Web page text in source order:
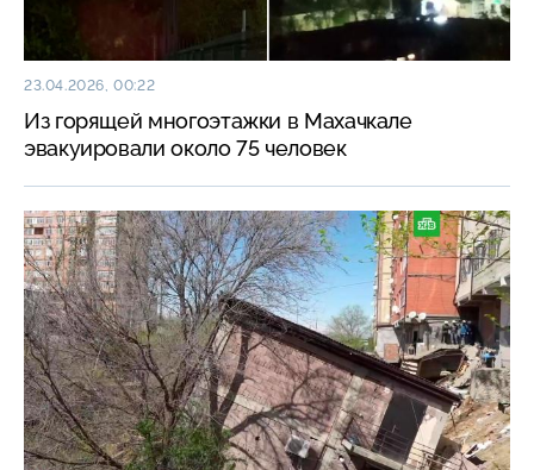
23.04.2026, 00:22
Из горящей многоэтажки в Махачкале
эвакуировали около 75 человек